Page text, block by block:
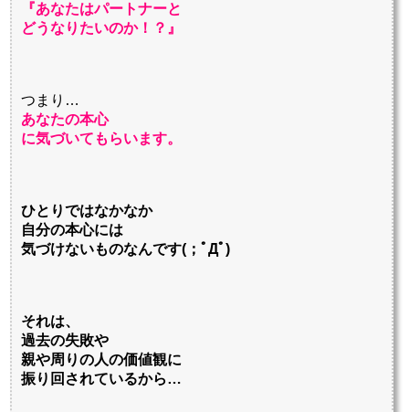
『あなたはパートナーと
どうなりたいのか！？』
つまり…
あなたの本心
に気づいてもらいます。
ひとりではなかなか
自分の本心には
気づけないものなんです(；ﾟДﾟ)
それは、
過去の失敗や
親や周りの人の価値観に
振り回されているから…